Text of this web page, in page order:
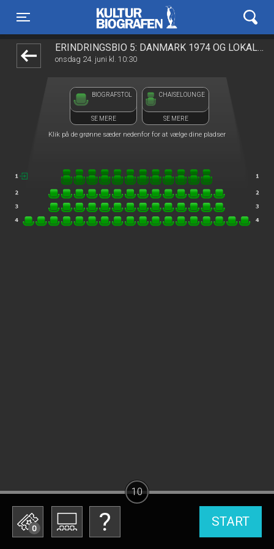
Toggle navigation
Kulturbiografen
ERINDRINGSBIO 5: DANMARK 1974 OG LOKALE FILM.
onsdag 24. juni kl. 10:30
BIOGRAFSTOL
SE MERE
CHAISELOUNGE
SE MERE
Klik på de grønne sæder nedenfor for at vælge dine pladser
0 START
10
front05-temp 080803